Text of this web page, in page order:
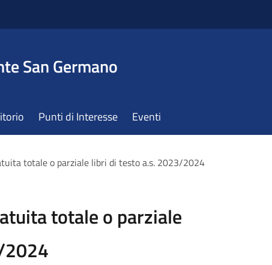
San Germano
Punti di Interesse Eventi
totale o parziale libri di testo a.s. 2023/2024
totale o parziale